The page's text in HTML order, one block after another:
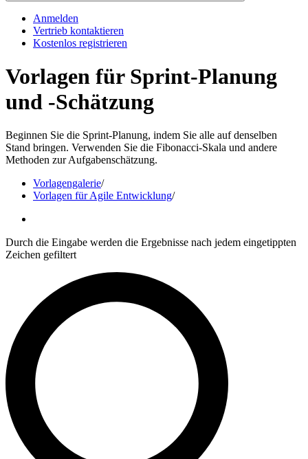
Anmelden
Vertrieb kontaktieren
Kostenlos registrieren
Vorlagen für Sprint-Planung
und -Schätzung
Beginnen Sie die Sprint-Planung, indem Sie alle auf denselben
Stand bringen. Verwenden Sie die Fibonacci-Skala und andere
Methoden zur Aufgabenschätzung.
Vorlagengalerie/
Vorlagen für Agile Entwicklung/
Durch die Eingabe werden die Ergebnisse nach jedem eingetippten
Zeichen gefiltert